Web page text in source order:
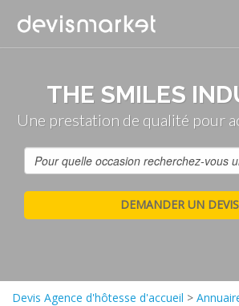
THE SMILES
Une prestation de qualité pour
Devis Agence d'hôtesse d'accueil >